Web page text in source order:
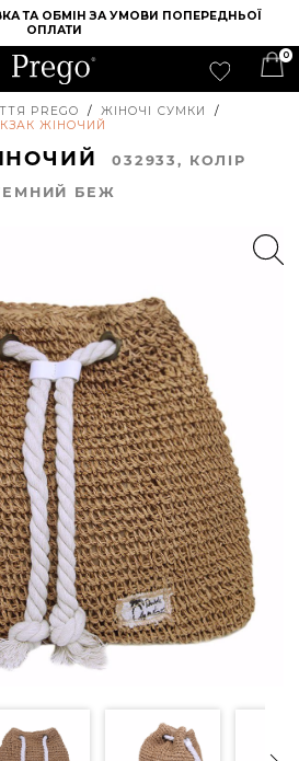
ТА ОБМІН ЗА УМОВИ ПОПЕРЕДНЬОЇ
ОПЛАТИ
0
PREGO / ЖІНОЧІ СУМКИ
/
ЖІНОЧИЙ
032933, КОЛIР
БЕЖ